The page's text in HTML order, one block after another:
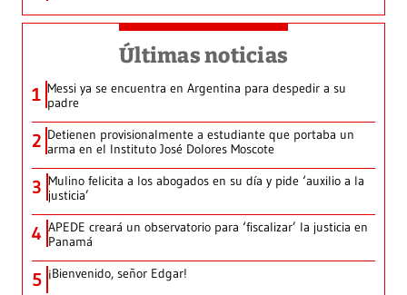
Últimas noticias
1 Messi ya se encuentra en Argentina para despedir a su
padre
2 Detienen provisionalmente a estudiante que portaba un
arma en el Instituto José Dolores Moscote
3 Mulino felicita a los abogados en su día y pide ‘auxilio a la
justicia’
4 APEDE creará un observatorio para ‘fiscalizar’ la justicia en
Panamá
5 ¡Bienvenido, señor Edgar!